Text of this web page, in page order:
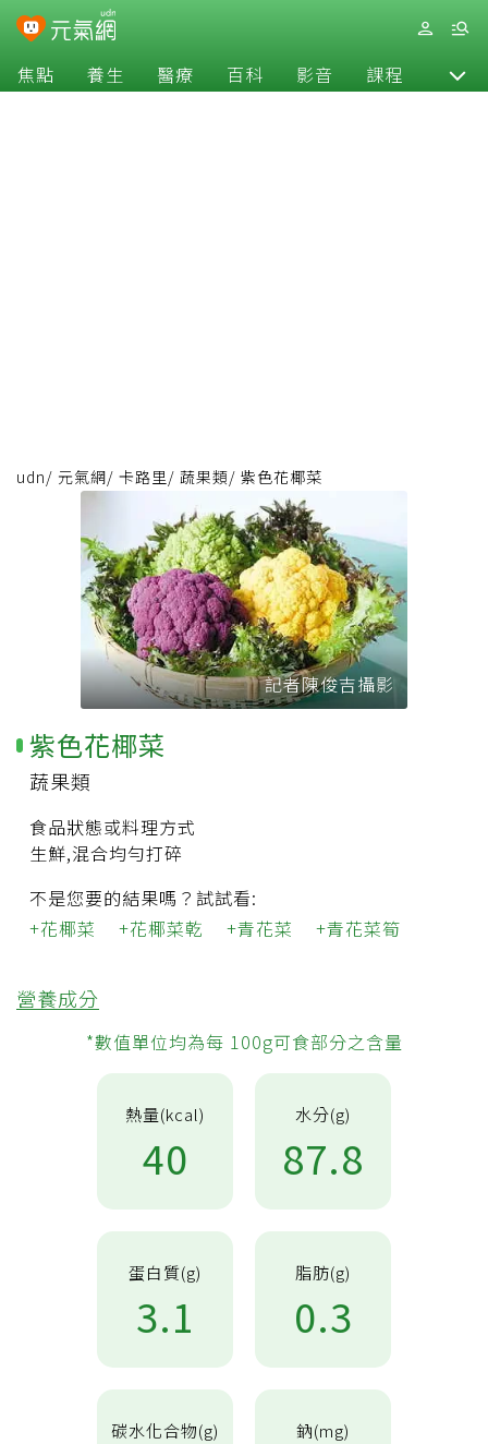
焦點 養生 醫療 百科 影音 課程 退休
udn/ 元氣網/ 卡路里/ 蔬果類/ 紫色花椰菜
記者陳俊吉攝影
紫色花椰菜
蔬果類
食品狀態或料理方式
生鮮,混合均勻打碎
不是您要的結果嗎？試試看:
花椰菜
花椰菜乾 青花菜 青花菜筍
營養成分
*數值單位均為每 100g可食部分之含量
熱量(kcal)
40
水分(g)
87.8
蛋白質(g)
3.1
脂肪(g)
0.3
碳水化合物(g) 鈉(mg)